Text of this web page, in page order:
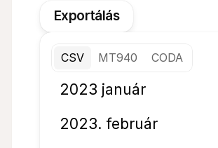
Exportálás
CSV MT940 CODA
2023 január
2023. február